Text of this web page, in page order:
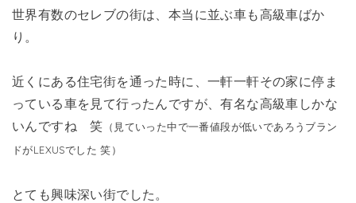
世界有数のセレブの街は、本当に並ぶ車も高級車ばか
り。
近くにある住宅街を通った時に、一軒一軒その家に停ま
っている車を見て行ったんですが、有名な高級車しかな
いんですね 笑 （見ていった中で一番値段が低いであろうブラン
ドがLEXUSでした 笑）
とても興味深い街でした。